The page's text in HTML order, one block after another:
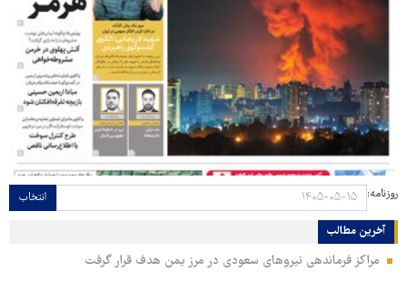
روزنامه: انتخاب
آخرین مطالب
مراکز فرماندهی نیروهای سعودی در مرز یمن هدف قرار گرفت